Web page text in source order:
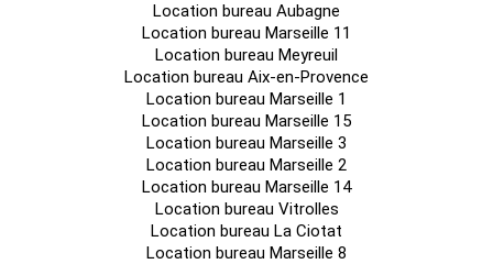
Location bureau Aubagne
Location bureau Marseille 11
Location bureau Meyreuil
Location bureau Aix-en-Provence
Location bureau Marseille 1
Location bureau Marseille 15
Location bureau Marseille 3
Location bureau Marseille 2
Location bureau Marseille 14
Location bureau Vitrolles
Location bureau La Ciotat
Location bureau Marseille 8